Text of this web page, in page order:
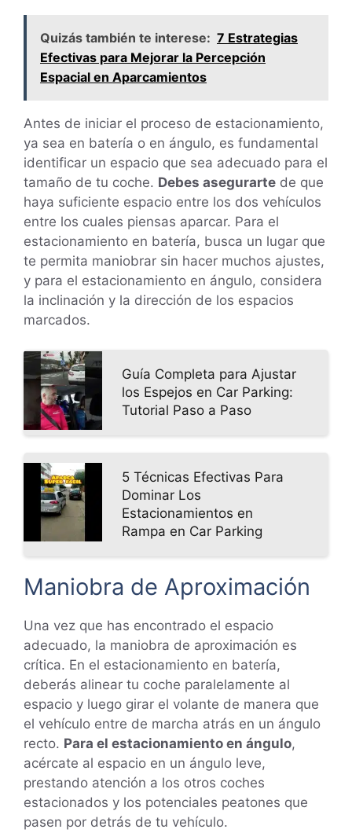
Quizás también te interese: 7 Estrategias
Efectivas para Mejorar la Percepción
Espacial en Aparcamientos
Antes de iniciar el proceso de estacionamiento,
ya sea en batería o en ángulo, es fundamental
identificar un espacio que sea adecuado para el
tamaño de tu coche. Debes asegurarte de que
haya suficiente espacio entre los dos vehículos
entre los cuales piensas aparcar. Para el
estacionamiento en batería, busca un lugar que
te permita maniobrar sin hacer muchos ajustes,
y para el estacionamiento en ángulo, considera
la inclinación y la dirección de los espacios
marcados.
Guía Completa para Ajustar
los Espejos en Car Parking:
Tutorial Paso a Paso
5 Técnicas Efectivas Para
Dominar Los
Estacionamientos en
Rampa en Car Parking
Maniobra de Aproximación
Una vez que has encontrado el espacio
adecuado, la maniobra de aproximación es
crítica. En el estacionamiento en batería,
deberás alinear tu coche paralelamente al
espacio y luego girar el volante de manera que
el vehículo entre de marcha atrás en un ángulo
recto. Para el estacionamiento en ángulo,
acércate al espacio en un ángulo leve,
prestando atención a los otros coches
estacionados y los potenciales peatones que
pasen por detrás de tu vehículo.